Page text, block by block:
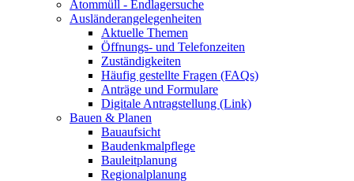
Atommüll - Endlagersuche
Ausländerangelegenheiten
Aktuelle Themen
Öffnungs- und Telefonzeiten
Zuständigkeiten
Häufig gestellte Fragen (FAQs)
Anträge und Formulare
Digitale Antragstellung (Link)
Bauen & Planen
Bauaufsicht
Baudenkmalpflege
Bauleitplanung
Regionalplanung